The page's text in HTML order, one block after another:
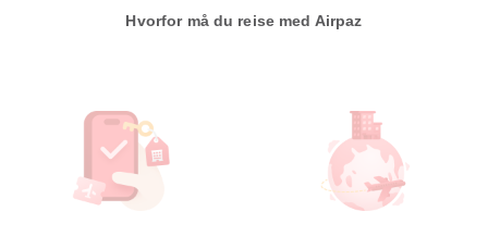
Hvorfor må du reise med Airpaz